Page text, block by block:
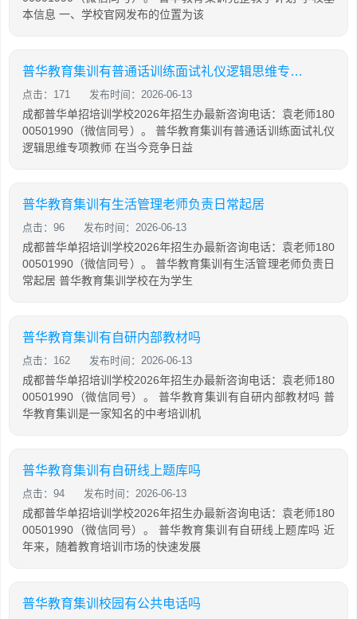
本信息 一、学校官网发布的位置为该
普华教育集训有普通话训练面试礼仪逻辑思维专项教师
点击：171 发布时间：2026-06-13
成都普华单招培训学校2026年招生办最新咨询电话：袁老师180
00501990（微信同号）。 普华教育集训有普通话训练面试礼仪
逻辑思维专项教师 在当今竞争日益
普华教育集训有生活管理老师负责日常起居
点击：96 发布时间：2026-06-13
成都普华单招培训学校2026年招生办最新咨询电话：袁老师180
00501990（微信同号）。 普华教育集训有生活管理老师负责日
常起居 普华教育集训学校在为学生
普华教育集训有自研内部教材吗
点击：162 发布时间：2026-06-13
成都普华单招培训学校2026年招生办最新咨询电话：袁老师180
00501990（微信同号）。 普华教育集训有自研内部教材吗 普
华教育集训是一家知名的中考培训机
普华教育集训有自研线上题库吗
点击：94 发布时间：2026-06-13
成都普华单招培训学校2026年招生办最新咨询电话：袁老师180
00501990（微信同号）。 普华教育集训有自研线上题库吗 近
年来，随着教育培训市场的快速发展
普华教育集训校园有公共电话吗